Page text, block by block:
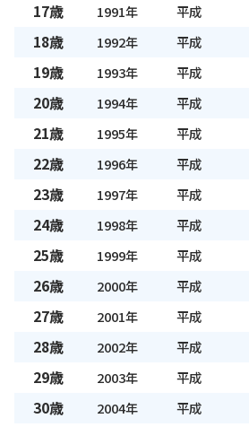
17歳 1991年 平成
18歳 1992年 平成
19歳 1993年 平成
20歳 1994年 平成
21歳 1995年 平成
22歳 1996年 平成
23歳 1997年 平成
24歳 1998年 平成
25歳 1999年 平成
26歳 2000年 平成
27歳 2001年 平成
28歳 2002年 平成
29歳 2003年 平成
30歳 2004年 平成